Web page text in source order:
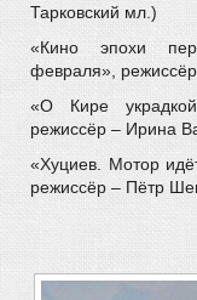
Тарковский мл.)
«Кино эпохи
февраля»,
«О Кире
режиссёр – Ирина
«Хуциев. Мотор
режиссёр – Пётр